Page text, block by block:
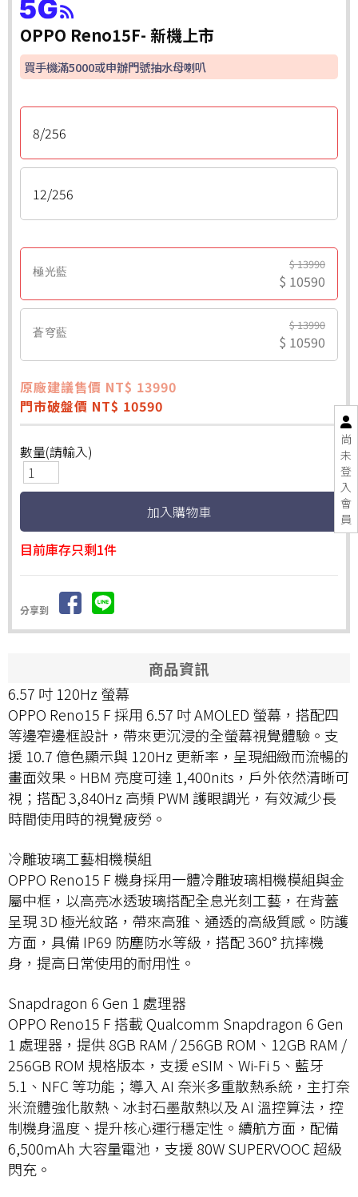
尚
未
登
入
會
員
OPPO Reno15F- 新機上市
買手機滿5000或申辦門號抽水母喇叭
8/256
12/256
極光藍 $ 13990
$ 10590
蒼穹藍 $ 13990
$ 10590
原廠建議售價 NT$ 13990
門市破盤價 NT$ 10590
數量(請輸入)
目前庫存只剩1件
分享到
商品資訊
6.57 吋 120Hz 螢幕
OPPO Reno15 F 採用 6.57 吋 AMOLED 螢幕，搭配四
等邊窄邊框設計，帶來更沉浸的全螢幕視覺體驗。支
援 10.7 億色顯示與 120Hz 更新率，呈現細緻而流暢的
畫面效果。HBM 亮度可達 1,400nits，戶外依然清晰可
視；搭配 3,840Hz 高頻 PWM 護眼調光，有效減少長
時間使用時的視覺疲勞。
冷雕玻璃工藝相機模組
OPPO Reno15 F 機身採用一體冷雕玻璃相機模組與金
屬中框，以高亮冰透玻璃搭配全息光刻工藝，在背蓋
呈現 3D 極光紋路，帶來高雅、通透的高級質感。防護
方面，具備 IP69 防塵防水等級，搭配 360° 抗摔機
身，提高日常使用的耐用性。
Snapdragon 6 Gen 1 處理器
OPPO Reno15 F 搭載 Qualcomm Snapdragon 6 Gen
1 處理器，提供 8GB RAM / 256GB ROM、12GB RAM /
256GB ROM 規格版本，支援 eSIM、Wi-Fi 5、藍牙
5.1、NFC 等功能；導入 AI 奈米多重散熱系統，主打奈
米流體強化散熱、冰封石墨散熱以及 AI 溫控算法，控
制機身溫度、提升核心運行穩定性。續航方面，配備
6,500mAh 大容量電池，支援 80W SUPERVOOC 超級
閃充。